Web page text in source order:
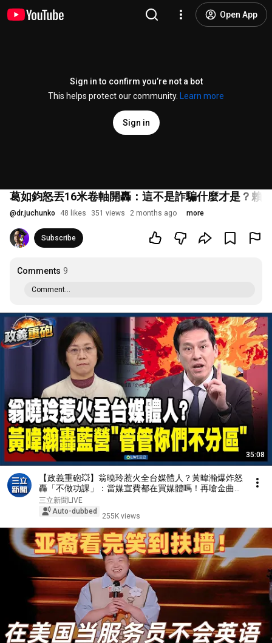
Open App
Sign in to confirm you’re not a bot
This helps protect our community.
Learn more
Sign in
葛如鈞怒丟16米卷軸開轟：這不是詐騙什麼才是？賴
@dr.juchunko 48 likes 351 views 2 months ago more
Subscribe
Comments 9
Comment...
35:08
【政義重砲💥】翁曉玲惹火全台媒體人？黃暐瀚爆炸怒
轟「不做功課」：當媒宣費都在買媒體嗎！再嗆金曲獎
都辦完了：現在才審「要刪今年預算」要誰吐出來！｜
三立新聞LIVE
三立新聞LIVE
Auto-dubbed
255K views